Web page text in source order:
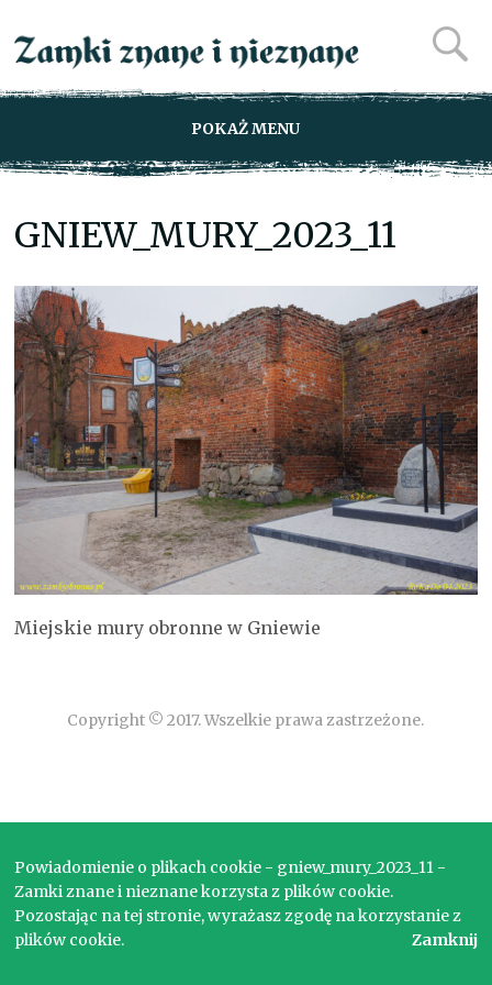
POKAŻ MENU
GNIEW_MURY_2023_11
Miejskie mury obronne w Gniewie
Copyright © 2017. Wszelkie prawa zastrzeżone.
Powiadomienie o plikach cookie - gniew_mury_2023_11 -
Zamki znane i nieznane korzysta z plików cookie.
Pozostając na tej stronie, wyrażasz zgodę na korzystanie z
plików cookie.
Zamknij